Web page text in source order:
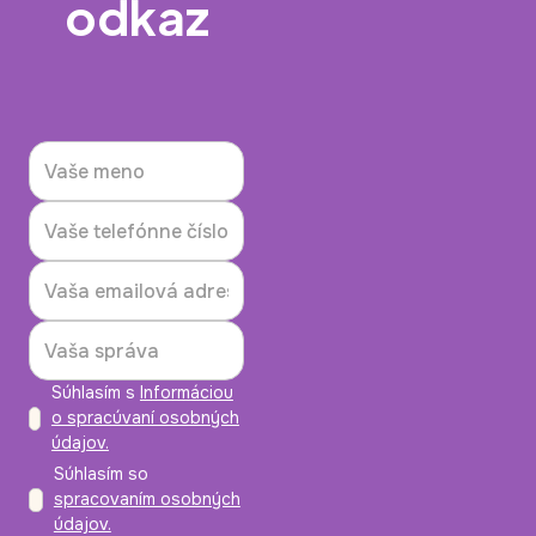
odkaz
Súhlasím s Informáciou
o spracúvaní osobných
údajov.
Súhlasím so
spracovaním osobných
údajov.